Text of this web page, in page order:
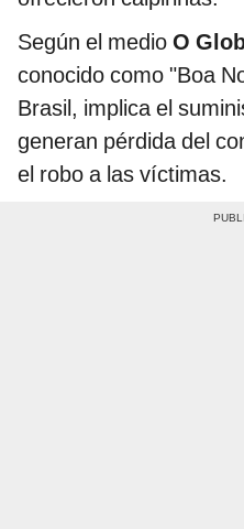
Según el medio O
conocido como "Boa
Brasil, implica el
generan pérdida del
el robo a las víctimas.